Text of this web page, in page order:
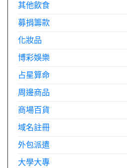
其他飲食
募捐籌款
化妝品
博彩娛樂
占星算命
周邊商品
商場百貨
域名註冊
外包派遣
大學大專